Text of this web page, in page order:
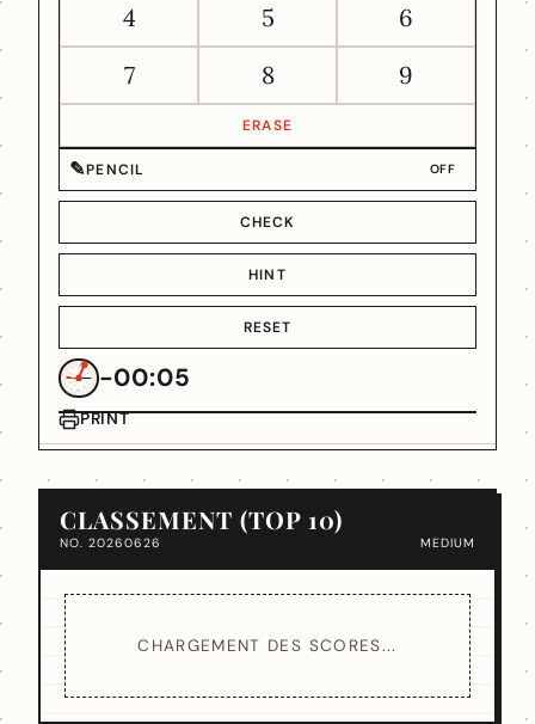
4
5
6
7
8 9
ERASE
✎PENCIL OFF
CHECK
HINT
RESET
-00:05
PRINT
CLASSEMENT (TOP 10)
NO. 20260626 MEDIUM
CHARGEMENT DES SCORES...